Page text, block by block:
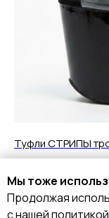
Мы тоже
Продолжая
с нашей
Туфли СТРИПЫ